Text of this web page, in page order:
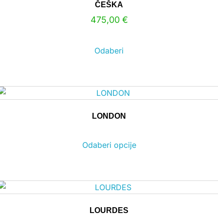
ČEŠKA
475,00 €
Odaberi
LONDON
Odaberi opcije
LOURDES